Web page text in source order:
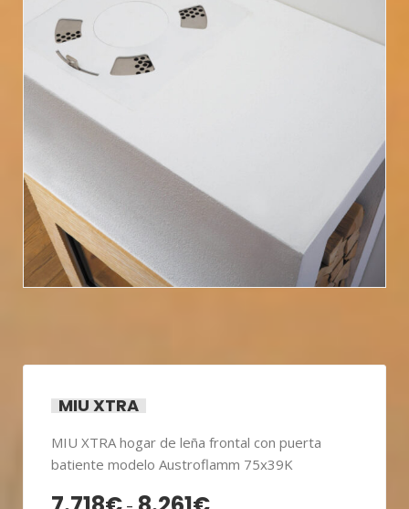
MIU XTRA
MIU XTRA hogar de leña frontal con puerta
batiente modelo Austroflamm 75x39K
Rango